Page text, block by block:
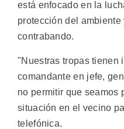
está enfocado en la
protección del ambiente
contrabando.
"Nuestras tropas tienen
comandante en jefe,
no permitir que seamos
situación en el vecino
telefónica.